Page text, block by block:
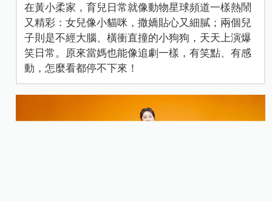
在黃小柔家，育兒日常就像動物星球頻道一樣熱鬧
又精彩：女兒像小貓咪，撒嬌貼心又細膩；兩個兒
子則是不經大腦、橫衝直撞的小狗狗，天天上演爆
笑日常。原來當媽也能像追劇一樣，有笑點、有感
動，怎麼看都停不下來！